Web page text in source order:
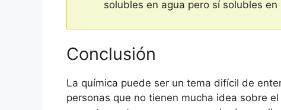
solubles en agua pero sí solubles
Conclusión
La química puede ser un tema difícil de
personas que no tienen mucha idea sobre